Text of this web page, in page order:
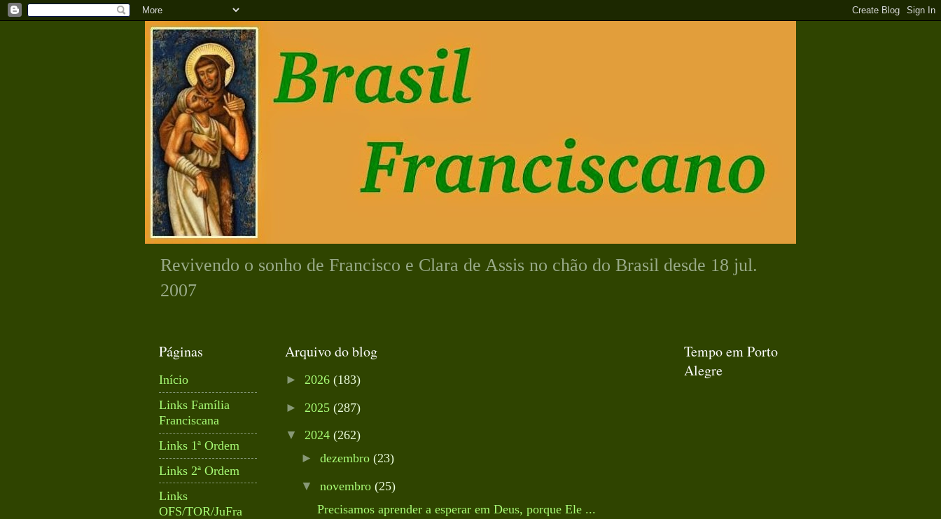
Revivendo o sonho de Francisco e Clara de Assis no chão do Brasil desde 18 jul.
2007
Arquivo do blog
► 2026 (183)
► 2025 (287)
▼ 2024 (262)
►dezembro(23)
▼novembro(25)
Precisamos aprender a esperar em Deus, porque Ele ...
Páginas
Início
Links Família
Franciscana
Links 1ª Ordem
Links 2ª Ordem
Links
OFS/TOR/JuFra
Tempo em Porto
Alegre